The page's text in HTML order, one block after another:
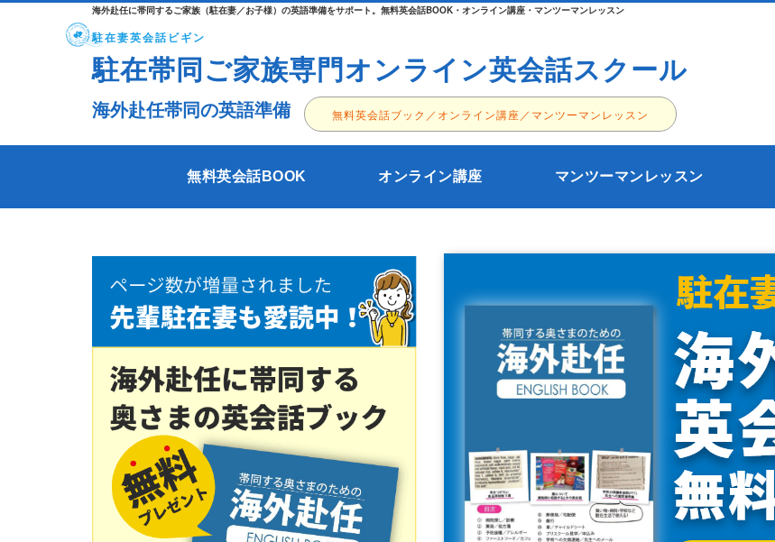
海外赴任に帯同するご家族（駐在妻／お子様）の英語準備をサポート。無料英会話BOOK・オンライン講座・マンツーマンレッスン
駐在妻英会話ビギン
駐在帯同ご家族専門オンライン英会話スクール
海外赴任帯同の英語準備 無料英会話ブック／オンライン講座／マンツーマンレッスン
無料英会話BOOK オンライン講座 マンツーマンレッスン